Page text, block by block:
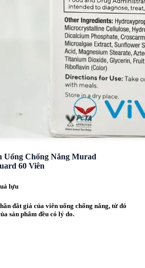
Uống Chống Nắng Murad
60 Viên
lựu
đắt giá của viên uống chống nắng, từ đó
sản phẩm đều có lý do.